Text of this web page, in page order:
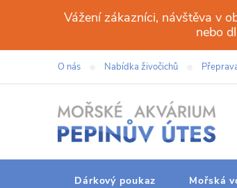
obsah
Vážení zákazníci, návštěva v
nebo
O nás Nabídka živočichů
Dárkový poukaz Mořská